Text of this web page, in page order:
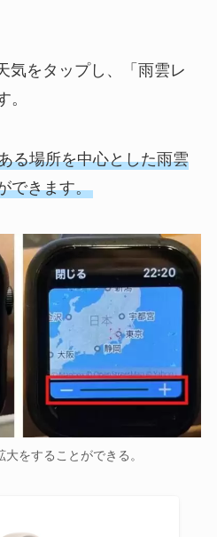
気をタップし、「雨雲レ
。
る場所を中心とした雨雲
できます。
をすることができる。